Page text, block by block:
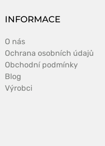
INFORMACE
O nás
Ochrana osobních údajů
Obchodní podmínky
Blog
Výrobci